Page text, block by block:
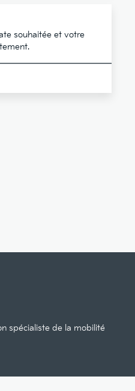
souhaitée et votre
spécialiste de la mobilité